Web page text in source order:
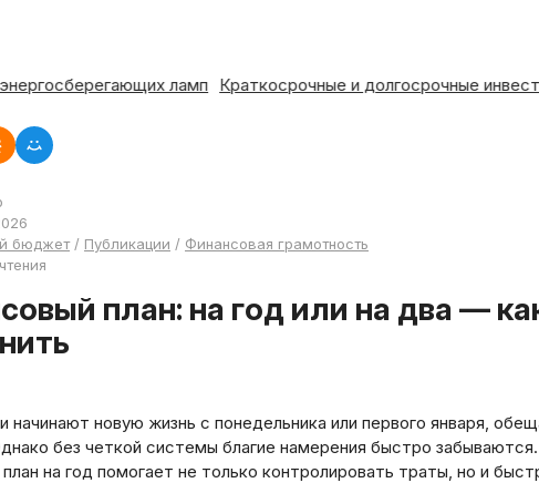
ламп Краткосрочные и долгосрочные
бюджет / Публикации / Финансовая грамотность
начинают новую жизнь с понедельника или первого января,
без четкой системы благие намерения быстро
на год помогает не только контролировать траты, но и